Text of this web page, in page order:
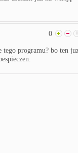
0
programu? bo ten